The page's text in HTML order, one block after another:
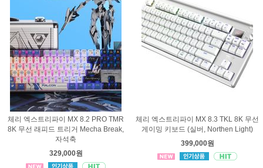
체리 엑스트리파이 MX 8.2 PRO TMR
8K 무선 래피드 트리거 Mecha Break,
자석축
329,000원
체리 엑스트리파이 MX 8.3 TKL 8K 무선
게이밍 키보드 (실버, Northen Light)
399,000원